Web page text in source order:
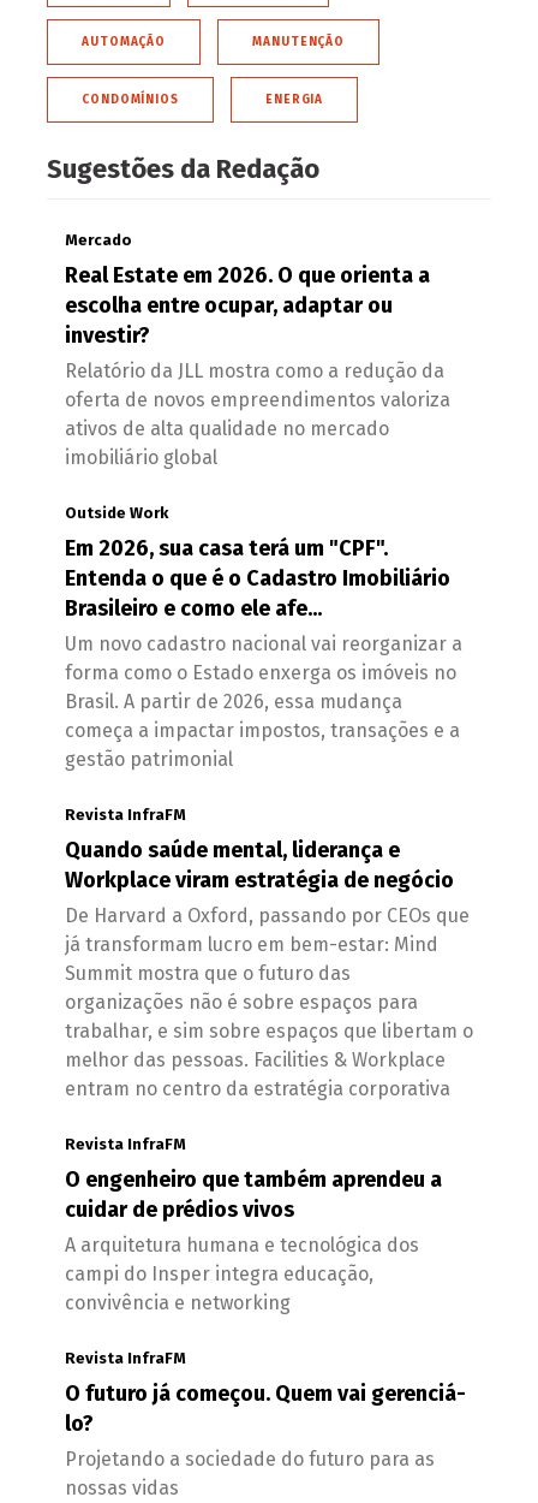
AUTOMAÇÃO MANUTENÇÃO
CONDOMÍNIOS ENERGIA
Sugestões da Redação
Mercado
Real Estate em 2026. O que orienta a
escolha entre ocupar, adaptar ou
investir?
Relatório da JLL mostra como a redução da
oferta de novos empreendimentos valoriza
ativos de alta qualidade no mercado
imobiliário global
Outside Work
Em 2026, sua casa terá um "CPF".
Entenda o que é o Cadastro Imobiliário
Brasileiro e como ele afe...
Um novo cadastro nacional vai reorganizar a
forma como o Estado enxerga os imóveis no
Brasil. A partir de 2026, essa mudança
começa a impactar impostos, transações e a
gestão patrimonial
Revista InfraFM
Quando saúde mental, liderança e
Workplace viram estratégia de negócio
De Harvard a Oxford, passando por CEOs que
já transformam lucro em bem-estar: Mind
Summit mostra que o futuro das
organizações não é sobre espaços para
trabalhar, e sim sobre espaços que libertam o
melhor das pessoas. Facilities & Workplace
entram no centro da estratégia corporativa
Revista InfraFM
O engenheiro que também aprendeu a
cuidar de prédios vivos
A arquitetura humana e tecnológica dos
campi do Insper integra educação,
convivência e networking
Revista InfraFM
O futuro já começou. Quem vai gerenciá-
lo?
Projetando a sociedade do futuro para as
nossas vidas